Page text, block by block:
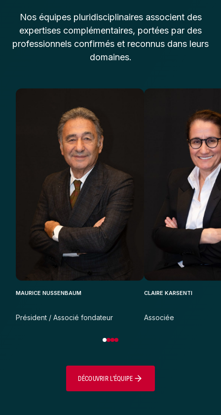
Nos équipes pluridisciplinaires associent des
expertises complémentaires, portées par des
professionnels confirmés et reconnus dans leurs
domaines.
MAURICE NUSSENBAUM
Président / Associé fondateur
CLAIRE KARSENTI
Associée
DÉCOUVRIR L’ÉQUIPE